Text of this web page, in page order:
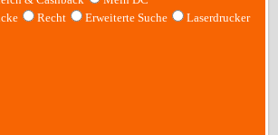
Recht Erweiterte Suche
Laserdrucker